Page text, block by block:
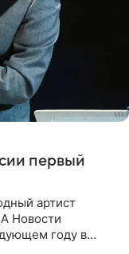
первый
артист
Новости
году в